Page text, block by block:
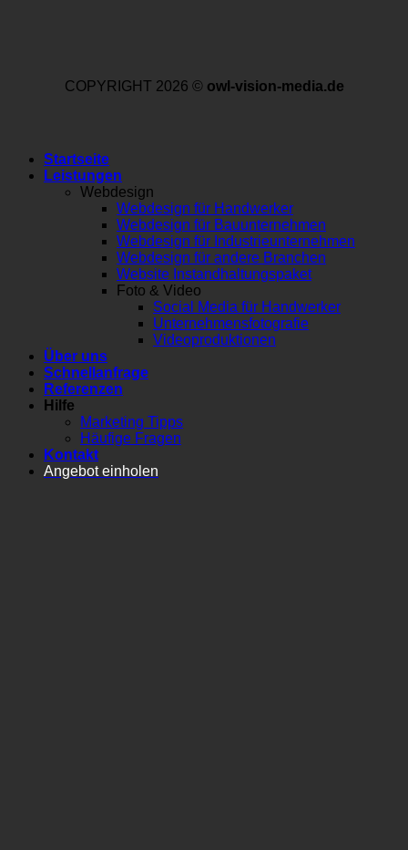
COPYRIGHT 2026 © owl-vision-media.de
Startseite
Leistungen
Webdesign
Webdesign für Handwerker
Webdesign für Bauunternehmen
Webdesign für Industrieunternehmen
Webdesign für andere Branchen
Website Instandhaltungspaket
Foto & Video
Social Media für Handwerker
Unternehmensfotografie
Videoproduktionen
Über uns
Schnellanfrage
Referenzen
Hilfe
Marketing Tipps
Häufige Fragen
Kontakt
Angebot einholen